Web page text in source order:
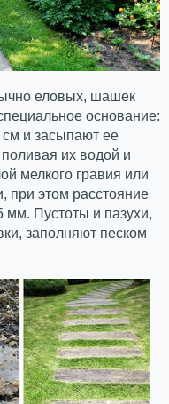
еловых, шашек
основание:
и засыпают ее
их водой и
мелкого гравия или
при этом расстояние
Пустоты и пазухи,
заполняют песком